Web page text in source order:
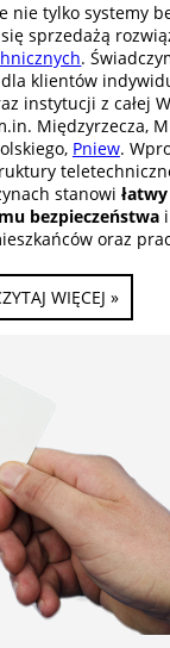
nie tylko systemy
sprzedażą
.
klientów
instytucji z całej
Międzyrzecza,
Pniew.
stanowi
bezpieczeństwai
oraz
WIĘCEJ »